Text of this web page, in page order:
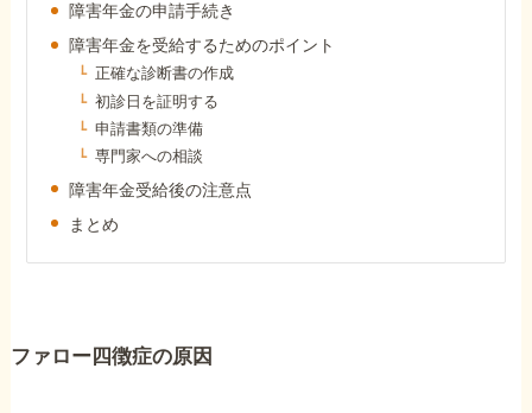
サイトマップ
で受給相談をする
依頼するメリット
障害年金の申請手続き
障害年金を受給するためのポイント
正確な診断書の作成
初診日を証明する
申請書類の準備
専門家への相談
障害年金受給後の注意点
まとめ
ファロー四徴症の原因